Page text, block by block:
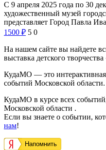
С 9 апреля 2025 года по 30
художественный музей
представляет Город Павла
1500 ₽ 5 0
На нашем сайте вы найдете
выставка детского
КудаМО — это
событий Московской области.
КудаМО в курсе всех
Московской области .
Если вы знаете о событии,
нам!
Напомнить